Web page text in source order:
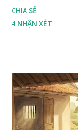
CHIA SẺ
4 NHẬN XÉT